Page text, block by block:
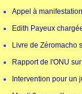
Appel à
Edith Payeux
Livre de Zéromacho
Rapport de l'ONU
Intervention pour un